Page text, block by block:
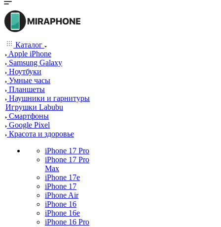
Каталог
Apple iPhone
Samsung Galaxy
Ноутбуки
Умные часы
Планшеты
Наушники и гарнитуры
Игрушки Labubu
Смартфоны
Google Pixel
Красота и здоровье
iPhone 17 Pro
iPhone 17 Pro
Max
iPhone 17e
iPhone 17
iPhone Air
iPhone 16
iPhone 16e
iPhone 16 Pro